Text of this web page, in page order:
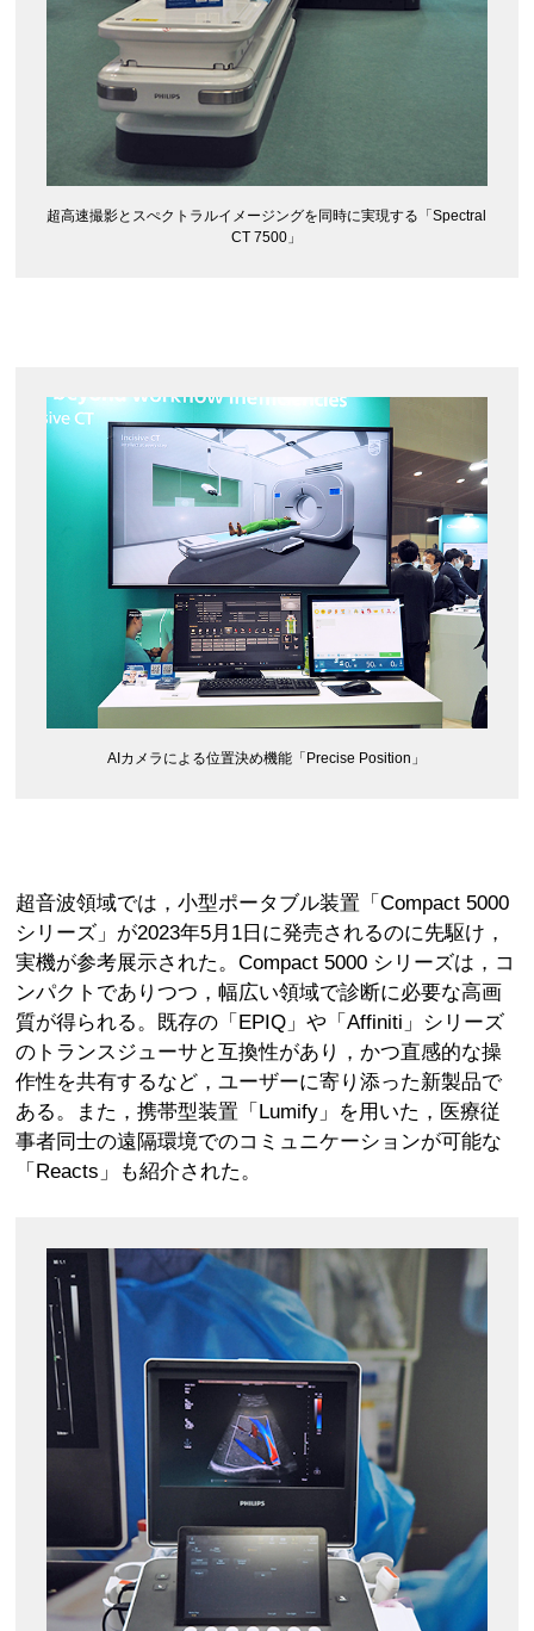
超高速撮影とスぺクトラルイメージングを同時に実現する「Spectral
CT 7500」
AIカメラによる位置決め機能「Precise Position」
超音波領域では，小型ポータブル装置「Compact 5000
シリーズ」が2023年5月1日に発売されるのに先駆け，
実機が参考展示された。Compact 5000 シリーズは，コ
ンパクトでありつつ，幅広い領域で診断に必要な高画
質が得られる。既存の「EPIQ」や「Affiniti」シリーズ
のトランスジューサと互換性があり，かつ直感的な操
作性を共有するなど，ユーザーに寄り添った新製品で
ある。また，携帯型装置「Lumify」を用いた，医療従
事者同士の遠隔環境でのコミュニケーションが可能な
「Reacts」も紹介された。